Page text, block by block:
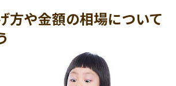
方や金額の相場について